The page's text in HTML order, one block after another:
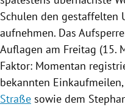
Schulen den gestaffelten
aufnehmen. Das
Auflagen am Freitag (15.
Faktor: Momentan
bekannten
Straße sowie dem